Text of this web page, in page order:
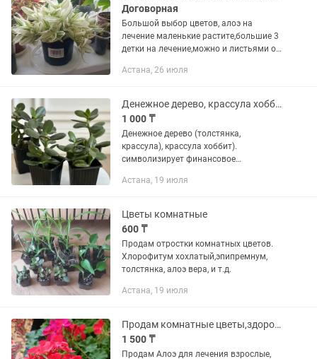
Договорная
Большой выбор цветов, алоэ на
лечение маленькие растите,большие 3
детки на лечение,можно и листьями от
4000,герани,колеусы,фикусы,золотой
других, Светлана
Астана, 26 июля
Денежное дерево, крассула хоббит
1 000 ₸
Денежное дерево (толстянка,
крассула), крассула хоббит).
символизирует финансовое
стабильность, а его монетоподобные
богатства....
Астана, 19 июля
Цветы комнатные
600 ₸
Продам отростки комнатных цветов.
Хлорофитум хохлатый,эпипремнум,
толстянка, алоэ вера, и т.д.
Астана, 19 июля
Продам комнатные цветы,здоровые
1 500 ₸
Продам Алоэ для лечения взрослые,